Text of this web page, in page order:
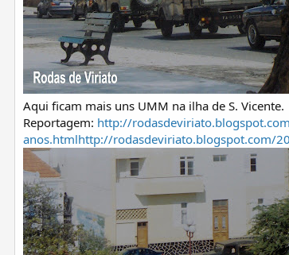
Aqui ficam mais uns UMM na ilha de S. Vicente.
Reportagem: http://
anos.htmlhttp://rodasdeviriato.blogspot.com/